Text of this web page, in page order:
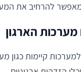
להרחיב את
הארגון
קיימות כגון